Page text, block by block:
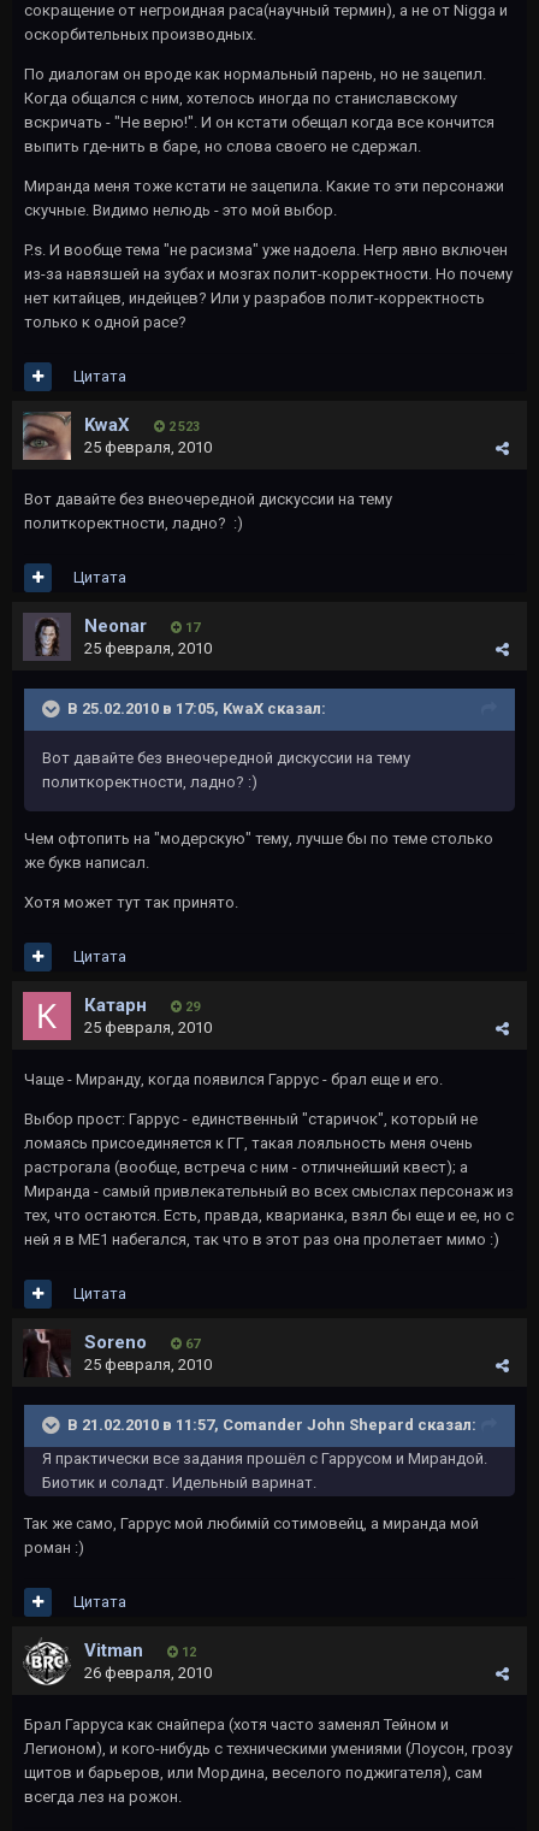
сокращение от негроидная раса(научный термин), а не от Nigga и
оскорбительных производных.
По диалогам он вроде как нормальный парень, но не зацепил.
Когда общался с ним, хотелось иногда по станиславскому
вскричать - "Не верю!". И он кстати обещал когда все кончится
выпить где-нить в баре, но слова своего не сдержал.
Миранда меня тоже кстати не зацепила. Какие то эти персонажи
скучные. Видимо нелюдь - это мой выбор.
P.s. И вообще тема "не расизма" уже надоела. Негр явно включен
из-за навязшей на зубах и мозгах полит-корректности. Но почему
нет китайцев, индейцев? Или у разрабов полит-корректность
только к одной расе?
Цитата
KwaX 2 523
25 февраля, 2010
Вот давайте без внеочередной дискуссии на тему
политкоректности, ладно? :)
Цитата
Neonar 17
25 февраля, 2010
В 25.02.2010 в 17:05, KwaX сказал:
Вот давайте без внеочередной дискуссии на тему
политкоректности, ладно? :)
Чем офтопить на "модерскую" тему, лучше бы по теме столько
же букв написал.
Хотя может тут так принято.
Цитата
Катарн 29
25 февраля, 2010
Чаще - Миранду, когда появился Гаррус - брал еще и его.
Выбор прост: Гаррус - единственный "старичок", который не
ломаясь присоединяется к ГГ, такая лояльность меня очень
растрогала (вообще, встреча с ним - отличнейший квест); а
Миранда - самый привлекательный во всех смыслах персонаж из
тех, что остаются. Есть, правда, кварианка, взял бы еще и ее, но с
ней я в МЕ1 набегался, так что в этот раз она пролетает мимо :)
Цитата
Soreno 67
25 февраля, 2010
В 21.02.2010 в 11:57, Comander John Shepard сказал:
Я практически все задания прошёл с Гаррусом и Мирандой.
Биотик и соладт. Идельный варинат.
Так же само, Гаррус мой любимій сотимовейц, а миранда мой
роман :)
Цитата
Vitman 12
26 февраля, 2010
Брал Гарруса как снайпера (хотя часто заменял Тейном и
Легионом), и кого-нибудь с техническими умениями (Лоусон, грозу
щитов и барьеров, или Мордина, веселого поджигателя), сам
всегда лез на рожон.